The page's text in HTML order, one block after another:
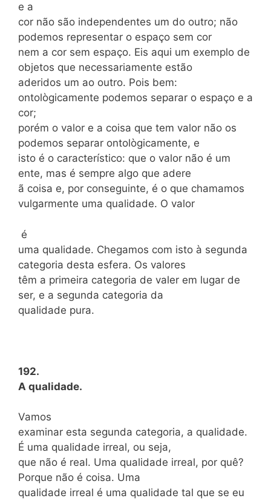
e a
cor não são independentes um do outro; não
podemos representar o espaço sem cor
nem a cor sem espaço. Eis aqui um exemplo de
objetos que necessariamente estão
aderidos um ao outro. Pois bem:
ontològicamente podemos separar o espaço e a
cor;
porém o valor e a coisa que tem valor não os
podemos separar ontològicamente, e
isto é o característico: que o valor não é um
ente, mas é sempre algo que adere
ã coisa e, por conseguinte, é o que chamamos
vulgarmente uma qualidade. O valor
é
uma qualidade. Chegamos com isto à segunda
categoria desta esfera. Os valores
têm a primeira categoria de valer em lugar de
ser, e a segunda categoria da
qualidade pura.
192.
A qualidade.
Vamos
examinar esta segunda categoria, a qualidade.
É uma qualidade irreal, ou seja,
que não é real. Uma qualidade irreal, por quê?
Porque não é coisa. Uma
qualidade irreal é uma qualidade tal que se eu